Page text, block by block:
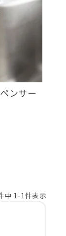
ンサー
中 1 -1件表示